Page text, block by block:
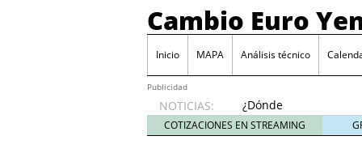
Cambio Euro
Inicio MAPA Análisis técnico
Publicidad
NOTICIAS:
¿Dónde
invertir
en
COTIZACIONES EN STREAMING